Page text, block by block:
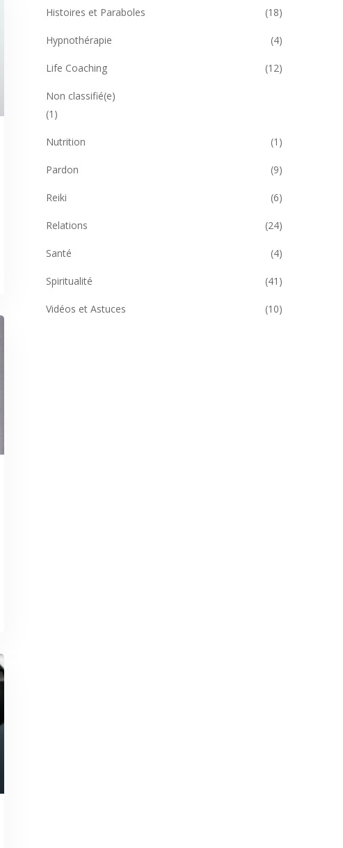
Histoires et Paraboles (18)
Hypnothérapie (4)
Life Coaching (12)
Non classifié(e)
(1)
Nutrition (1)
Pardon (9)
Reiki (6)
Relations (24)
Santé (4)
Spiritualité (41)
Vidéos et Astuces (10)